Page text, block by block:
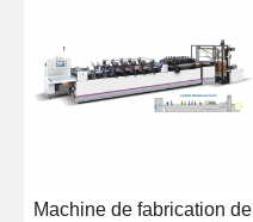
Machine de fabrication de